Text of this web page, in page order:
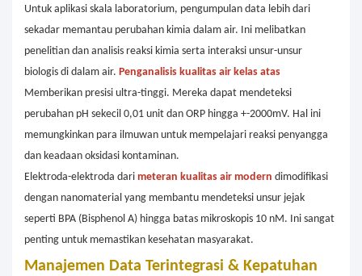
Untuk aplikasi skala laboratorium, pengumpulan data lebih dari
sekadar memantau perubahan kimia dalam air. Ini melibatkan
penelitian dan analisis reaksi kimia serta interaksi unsur-unsur
biologis di dalam air. Penganalisis kualitas air kelas atas
Memberikan presisi ultra-tinggi. Mereka dapat mendeteksi
perubahan pH sekecil 0,01 unit dan ORP hingga +-2000mV. Hal ini
memungkinkan para ilmuwan untuk mempelajari reaksi penyangga
dan keadaan oksidasi kontaminan.
Elektroda-elektroda dari meteran kualitas air modern dimodifikasi
dengan nanomaterial yang membantu mendeteksi unsur jejak
seperti BPA (Bisphenol A) hingga batas mikroskopis 10 nM. Ini sangat
penting untuk memastikan kesehatan masyarakat.
Manajemen Data Terintegrasi & Kepatuhan